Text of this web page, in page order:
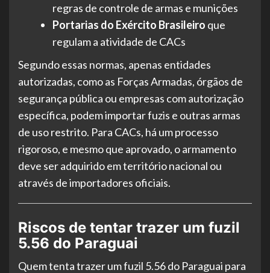
regras de controle de armas e munições
Portarias do Exército Brasileiro que
regulam a atividade de CACs
Segundo essas normas, apenas entidades
autorizadas, como as Forças Armadas, órgãos de
segurança pública ou empresas com autorização
específica, podem importar fuzis e outras armas
de uso restrito. Para CACs, há um processo
rigoroso, e mesmo que aprovado, o armamento
deve ser adquirido em território nacional ou
através de importadores oficiais.
Riscos de tentar trazer um fuzil
5.56 do Paraguai
Quem tenta trazer um fuzil 5.56 do Paraguai para